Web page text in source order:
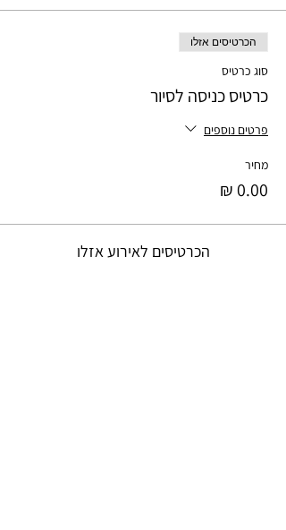
הכרטיסים אזלו
סוג כרטיס
כרטיס כניסה לסיור
פרטים נוספים
מחיר
הכרטיסים לאירוע אזלו